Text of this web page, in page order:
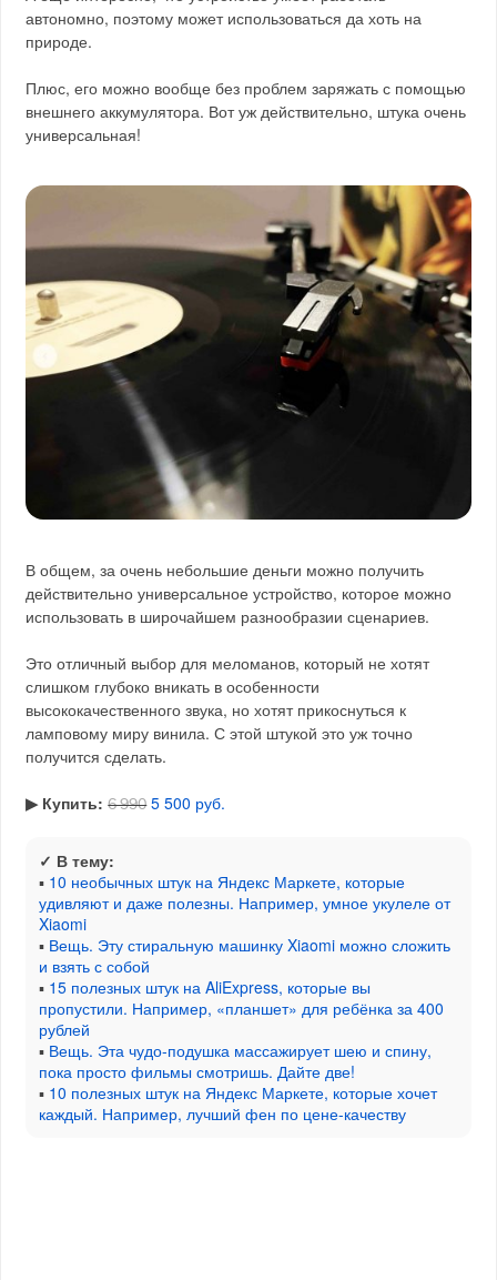
автономно, поэтому может использоваться да хоть на
природе.
Плюс, его можно вообще без проблем заряжать с помощью
внешнего аккумулятора. Вот уж действительно, штука очень
универсальная!
В общем, за очень небольшие деньги можно получить
действительно универсальное устройство, которое можно
использовать в широчайшем разнообразии сценариев.
Это отличный выбор для меломанов, который не хотят
слишком глубоко вникать в особенности
высококачественного звука, но хотят прикоснуться к
ламповому миру винила. С этой штукой это уж точно
получится сделать.
▶︎ Купить: 6 990 5 500 руб.
✓ В тему:
▪ 10 необычных штук на Яндекс Маркете, которые
удивляют и даже полезны. Например, умное укулеле от
Xiaomi
▪ Вещь. Эту стиральную машинку Xiaomi можно сложить
и взять с собой
▪ 15 полезных штук на AliExpress, которые вы
пропустили. Например, «планшет» для ребёнка за 400
рублей
▪ Вещь. Эта чудо-подушка массажирует шею и спину,
пока просто фильмы смотришь. Дайте две!
▪ 10 полезных штук на Яндекс Маркете, которые хочет
каждый. Например, лучший фен по цене-качеству